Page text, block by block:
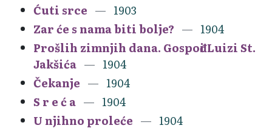
Ćuti srce
1903
Zar će s nama biti bolje?
1904
Prošlih zimnjih dana. Gospođi Luizi St.
Jakšića
1904
Čekanje
1904
S r e ć a
1904
U njihno proleće
1904